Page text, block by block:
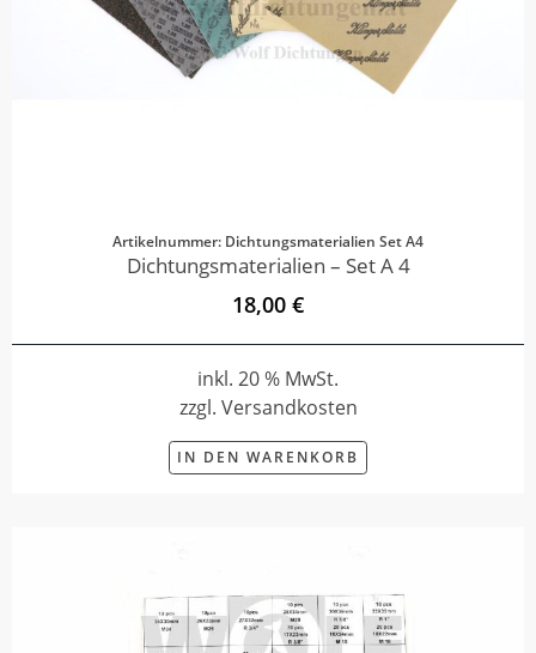
Artikelnummer: Dichtungsmaterialien Set A4
Dichtungsmaterialien – Set A 4
18,00 €
inkl. 20 % MwSt.
zzgl. Versandkosten
IN DEN WARENKORB